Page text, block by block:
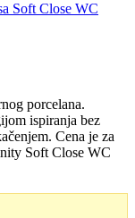
Soft Close WC
RSD.
porcelana.
ispiranja bez
Cena je za
Soft Close WC